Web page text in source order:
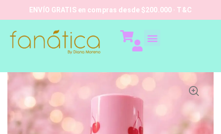
ENVÍO GRATIS en compras desde $200.000 · T&C